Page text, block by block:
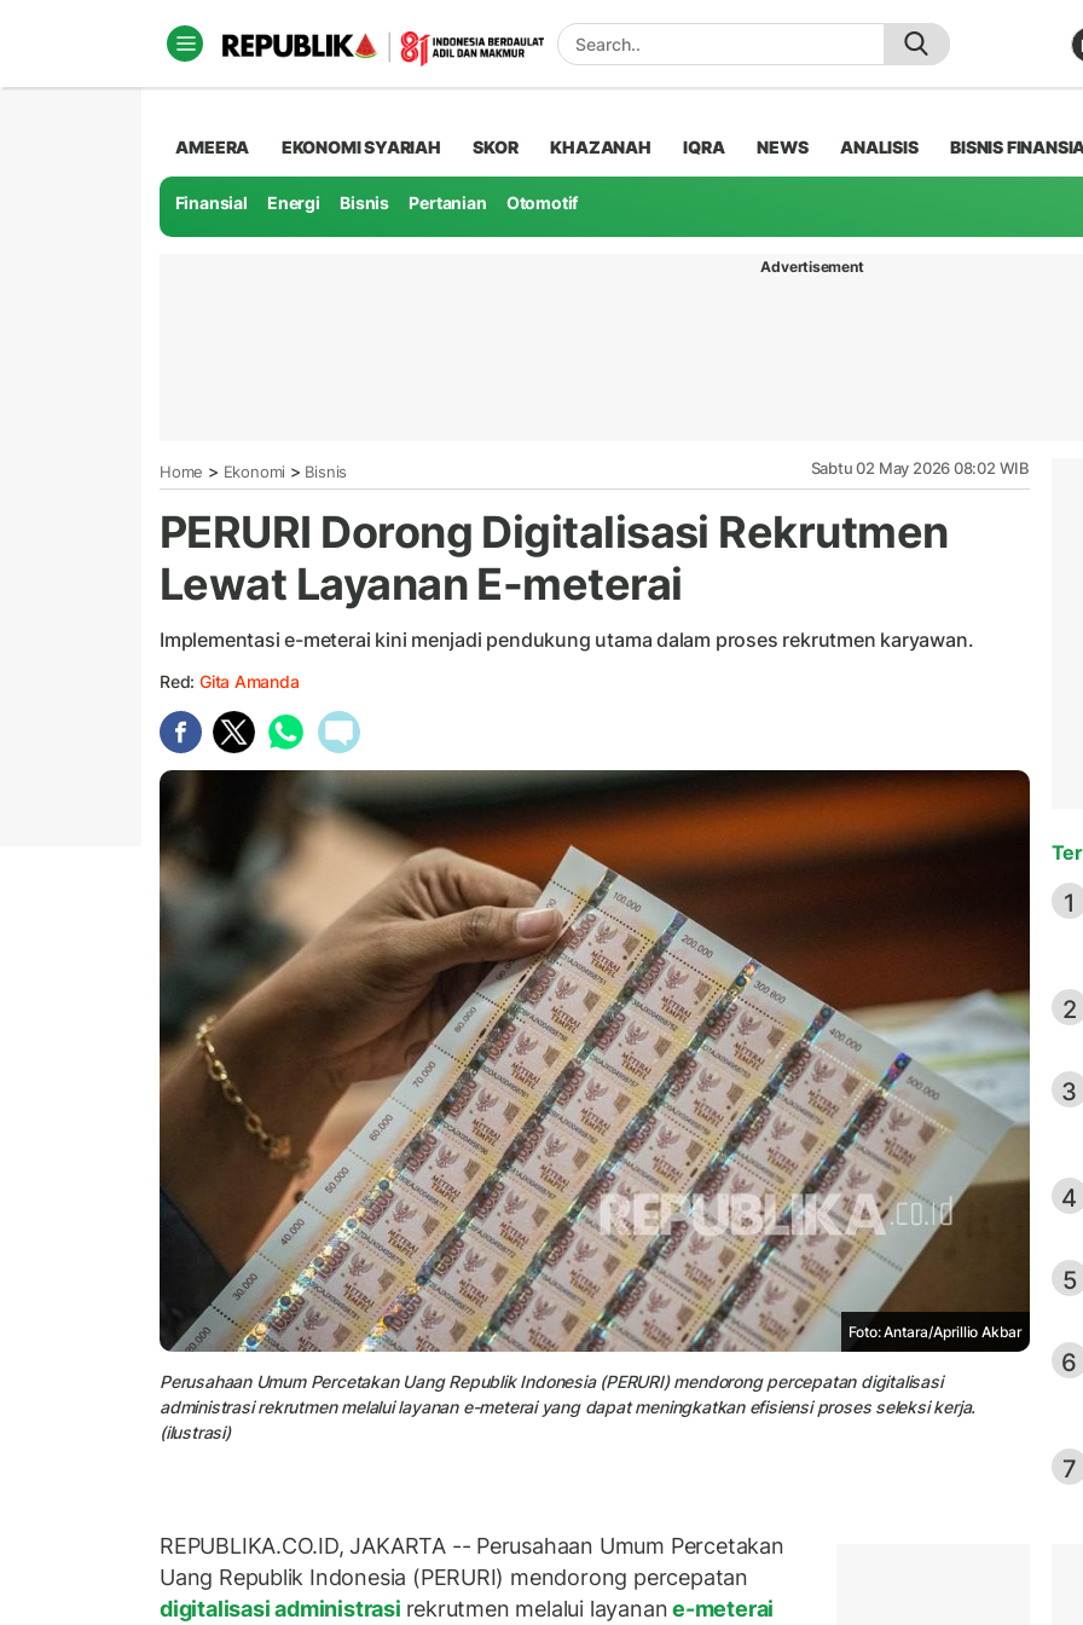
AMEERA EKONOMI SYARIAH SKOR KHAZANAH IQRA NEWS ANALISIS BISNIS
Finansial Energi Bisnis Pertanian Otomotif
Advertisement
Home > Ekonomi > Bisnis Sabtu 02 May 2026 08:02 WIB
PERURI Dorong Digitalisasi Rekrutmen
Lewat Layanan E-meterai
Implementasi e-meterai kini menjadi pendukung utama dalam proses rekrutmen karyawan.
Red: Gita Amanda
Foto: Antara/Aprillio Akbar
Perusahaan Umum Percetakan Uang Republik Indonesia (PERURI) mendorong percepatan digitalisasi
administrasi rekrutmen melalui layanan e-meterai yang dapat meningkatkan efisiensi proses seleksi kerja.
(ilustrasi)
REPUBLIKA.CO.ID, JAKARTA -- Perusahaan Umum Percetakan
Uang Republik Indonesia (PERURI) mendorong percepatan
digitalisasi administrasi rekrutmen melalui layanane-meterai
1
2
3
4
5
6
7